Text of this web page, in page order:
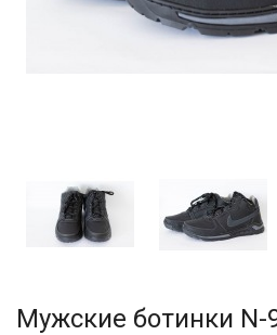
Мужские ботинки N-